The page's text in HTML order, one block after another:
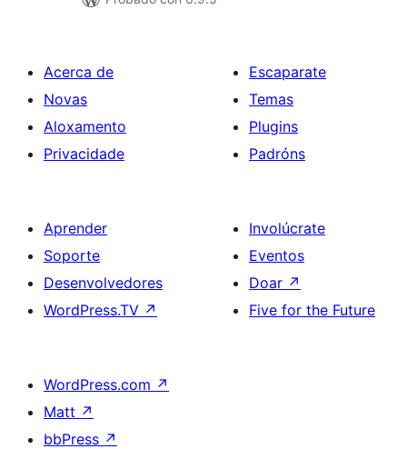
Acerca de
Novas
Aloxamento
Privacidade
Escaparate
Temas
Plugins
Padróns
Aprender
Soporte
Desenvolvedores
WordPress.TV ↗
Involúcrate
Eventos
Doar ↗
Five for the Future
WordPress.com ↗
Matt ↗
bbPress ↗